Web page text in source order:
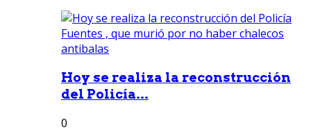
Hoy se realiza la reconstrucción
del Policía...
0